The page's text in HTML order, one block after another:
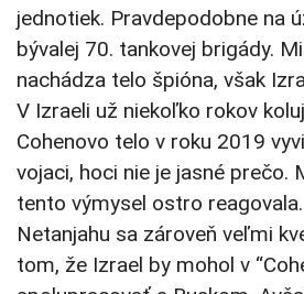
jednotiek. Pravdepodobne na
bývalej 70. tankovej brigády.
nachádza telo špióna, však
V Izraeli už niekoľko rokov
Cohenovo telo v roku 2019
vojaci, hoci nie je jasné prečo.
tento výmysel ostro
Netanjahu sa zároveň veľmi
tom, že Izrael by mohol v